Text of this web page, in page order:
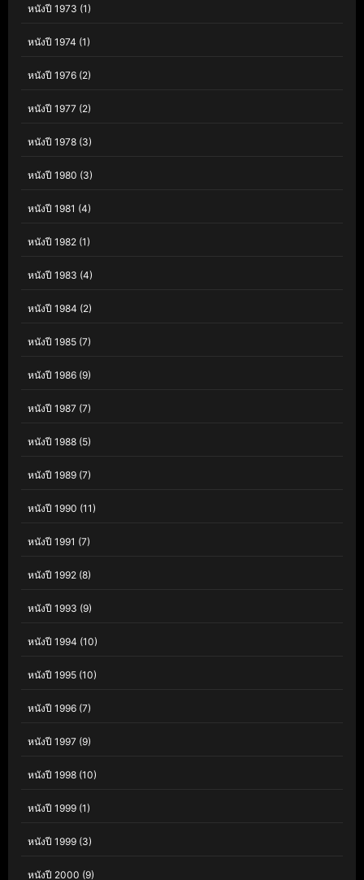
หนังปี 1973 (1)
หนังปี 1974 (1)
หนังปี 1976 (2)
หนังปี 1977 (2)
หนังปี 1978 (3)
หนังปี 1980 (3)
หนังปี 1981 (4)
หนังปี 1982 (1)
หนังปี 1983 (4)
หนังปี 1984 (2)
หนังปี 1985 (7)
หนังปี 1986 (9)
หนังปี 1987 (7)
หนังปี 1988 (5)
หนังปี 1989 (7)
หนังปี 1990 (11)
หนังปี 1991 (7)
หนังปี 1992 (8)
หนังปี 1993 (9)
หนังปี 1994 (10)
หนังปี 1995 (10)
หนังปี 1996 (7)
หนังปี 1997 (9)
หนังปี 1998 (10)
หนังปี 1999 (1)
หนังปี 1999 (3)
หนังปี 2000 (9)